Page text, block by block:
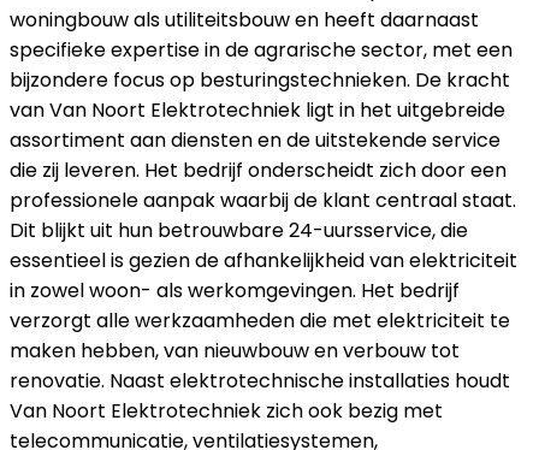
woningbouw als utiliteitsbouw en heeft daarnaast
specifieke expertise in de agrarische sector, met een
bijzondere focus op besturingstechnieken. De kracht
van Van Noort Elektrotechniek ligt in het uitgebreide
assortiment aan diensten en de uitstekende service
die zij leveren. Het bedrijf onderscheidt zich door een
professionele aanpak waarbij de klant centraal staat.
Dit blijkt uit hun betrouwbare 24-uursservice, die
essentieel is gezien de afhankelijkheid van elektriciteit
in zowel woon- als werkomgevingen. Het bedrijf
verzorgt alle werkzaamheden die met elektriciteit te
maken hebben, van nieuwbouw en verbouw tot
renovatie. Naast elektrotechnische installaties houdt
Van Noort Elektrotechniek zich ook bezig met
telecommunicatie, ventilatiesystemen,